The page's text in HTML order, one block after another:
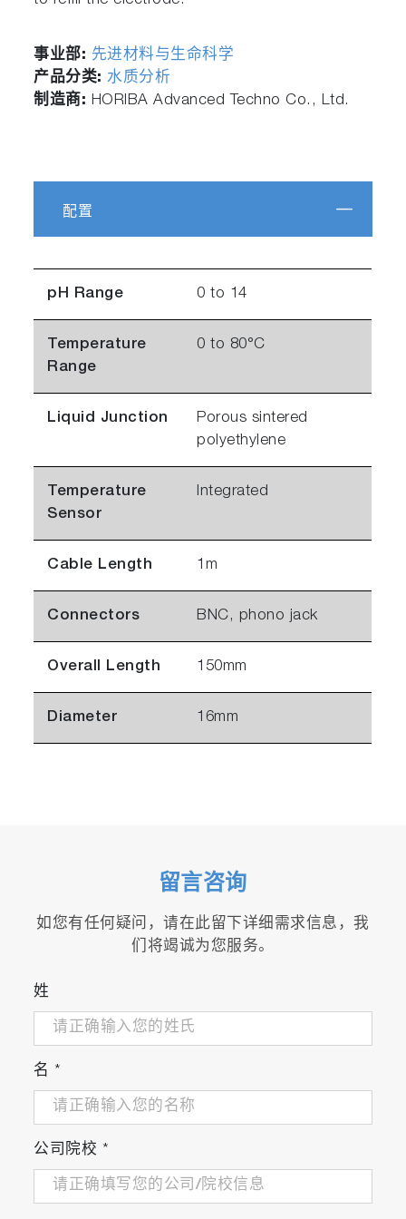
事业部: 先进材料与生命科学
产品分类: 水质分析
制造商: HORIBA Advanced Techno Co., Ltd.
配置
pH Range 0 to 14
Temperature
Range
0 to 80°C
Liquid Junction
Porous sintered
polyethylene
Temperature
Sensor
Integrated
Cable Length 1m
Connectors BNC, phono jack
Overall Length 150mm
Diameter 16mm
留言咨询
如您有任何疑问，请在此留下详细需求信息，我
们将竭诚为您服务。
姓
名 *
公司院校 *